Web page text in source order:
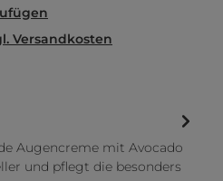
Versandkosten
Augencreme mit Avocado
und pflegt die besonders